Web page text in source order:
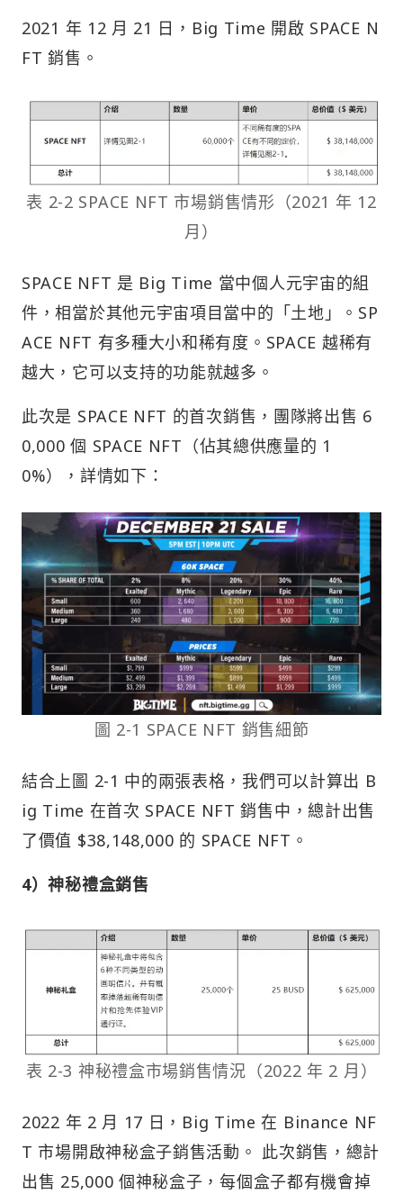
2021 年 12 月 21 日，Big Time 開啟 SPACE N
FT 銷售。
表 2-2 SPACE NFT 市場銷售情形（2021 年 12
月）
SPACE NFT 是 Big Time 當中個人元宇宙的組
件，相當於其他元宇宙項目當中的「土地」。SP
ACE NFT 有多種大小和稀有度。SPACE 越稀有
越大，它可以支持的功能就越多。
此次是 SPACE NFT 的首次銷售，團隊將出售 6
0,000 個 SPACE NFT（佔其總供應量的 1
0%），詳情如下：
圖 2-1 SPACE NFT 銷售細節
結合上圖 2-1 中的兩張表格，我們可以計算出 B
ig Time 在首次 SPACE NFT 銷售中，總計出售
了價值 $38,148,000 的 SPACE NFT。
4）神秘禮盒銷售
表 2-3 神秘禮盒市場銷售情況（2022 年 2 月）
2022 年 2 月 17 日，Big Time 在 Binance NF
T 市場開啟神秘盒子銷售活動。 此次銷售，總計
出售 25,000 個神秘盒子，每個盒子都有機會掉